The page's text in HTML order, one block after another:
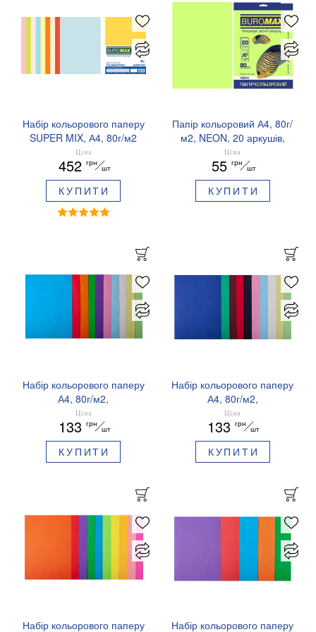
Набір кольорового паперу
SUPER MIX, А4, 80г/м2
(10х25/250 аркушів)
BUROMAX BM.27216250-
99
Ціна
452 грн
шт
КУПИТИ
Папір кольоровий А4, 80г/
м2, NEON, 20 аркушів,
BUROMAX BM.2721520
Ціна
55 грн
шт
КУПИТИ
Набір кольорового паперу
А4, 80г/м2,
PASTEL+INTENSIV,
10кол., 50 аркушів
BUROMAX BM.2721650-99
Ціна
133 грн
шт
КУПИТИ
Набір кольорового паперу
А4, 80г/м2,
DARK+PASTEL, 10
кольорів, 50 аркушів
BUROMAX BM.27211150-
99
Ціна
133 грн
шт
КУПИТИ
Набір кольорового паперу
Набір кольорового паперу